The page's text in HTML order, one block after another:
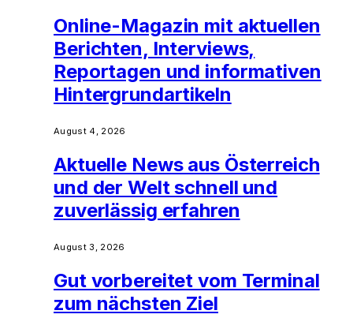
Online-Magazin mit aktuellen
Berichten, Interviews,
Reportagen und informativen
Hintergrundartikeln
August 4, 2026
Aktuelle News aus Österreich
und der Welt schnell und
zuverlässig erfahren
August 3, 2026
Gut vorbereitet vom Terminal
zum nächsten Ziel